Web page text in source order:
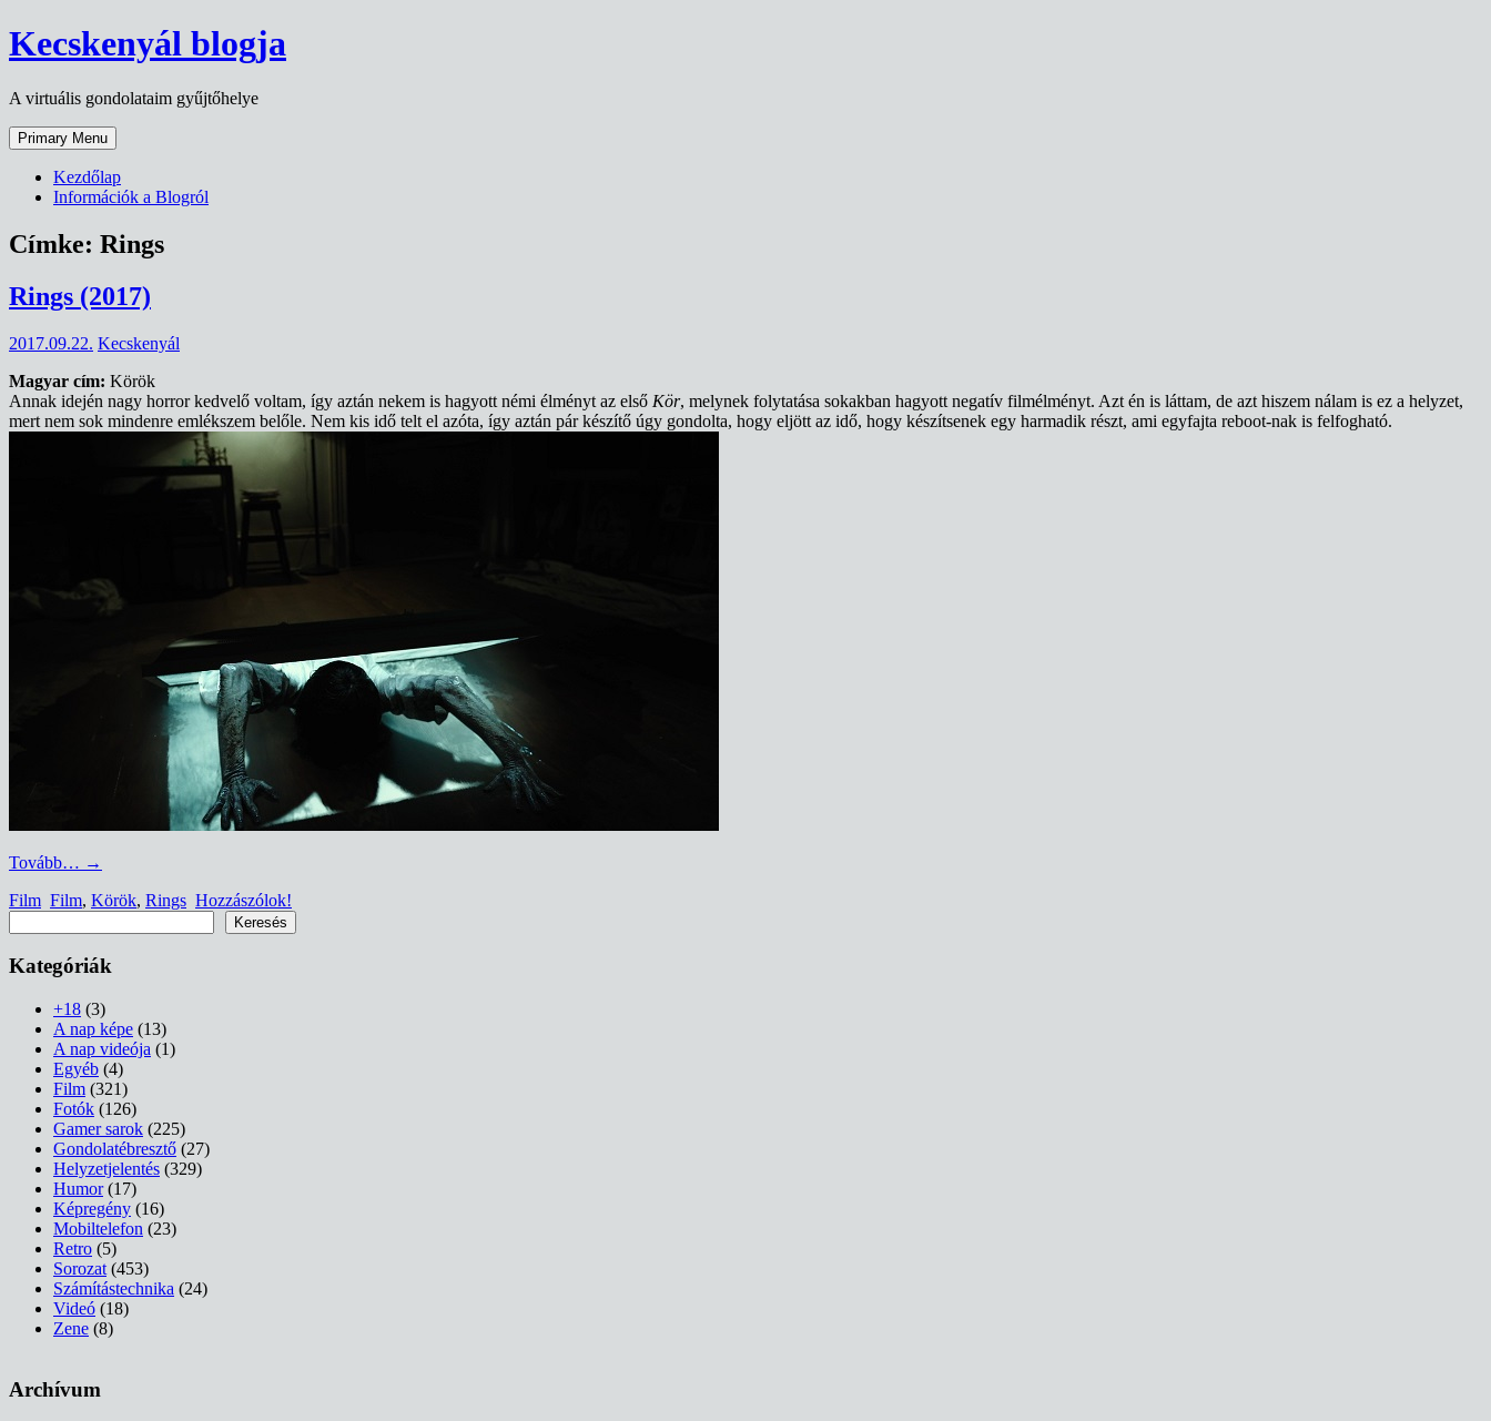
Skip
to
Kecskenyál blogja
A virtuális gondolataim gyűjtőhelye
Primary Menu
Kezdőlap
Információk a Blogról
Címke: Rings
Rings (2017)
2017.09.22. Kecskenyál
Magyar cím: Körök
Annak idején nagy horror kedvelő voltam, így aztán nekem is hagyott némi élményt az első Kör, melynek folytatása sokakban hagyott negatív filmélményt. Azt én is láttam, de azt hiszem nálam is ez a helyzet,
mert nem sok mindenre emlékszem belőle. Nem kis idő telt el azóta, így aztán pár készítő úgy gondolta, hogy eljött az idő, hogy készítsenek egy harmadik részt, ami egyfajta reboot-nak is felfogható.
Tovább… →
Film Film, Körök, Rings Hozzászólok!
Keresés
Kategóriák
+18 (3)
A nap képe (13)
A nap videója (1)
Egyéb (4)
Film (321)
Fotók (126)
Gamer sarok (225)
Gondolatébresztő (27)
Helyzetjelentés (329)
Humor(17)
Képregény (16)
Mobiltelefon (23)
Retro (5)
Sorozat (453)
Számítástechnika (24)
Videó (18)
Zene (8)
Archívum